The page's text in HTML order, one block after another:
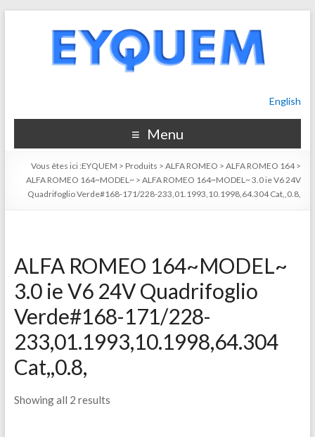
English
Menu
Vous êtes ici :EYQUEM > Produits >ALFA ROMEO >ALFA ROMEO 164>
ALFA ROMEO 164~MODEL~ >ALFA ROMEO 164~MODEL~ 3.0 ie V6 24V
Quadrifoglio Verde#168-171/228-233,01.1993,10.1998,64.304 Cat,,0.8,
ALFA ROMEO 164~MODEL~
3.0 ie V6 24V Quadrifoglio
Verde#168-171/228-
233,01.1993,10.1998,64.304
Cat,,0.8,
Showing all 2 results